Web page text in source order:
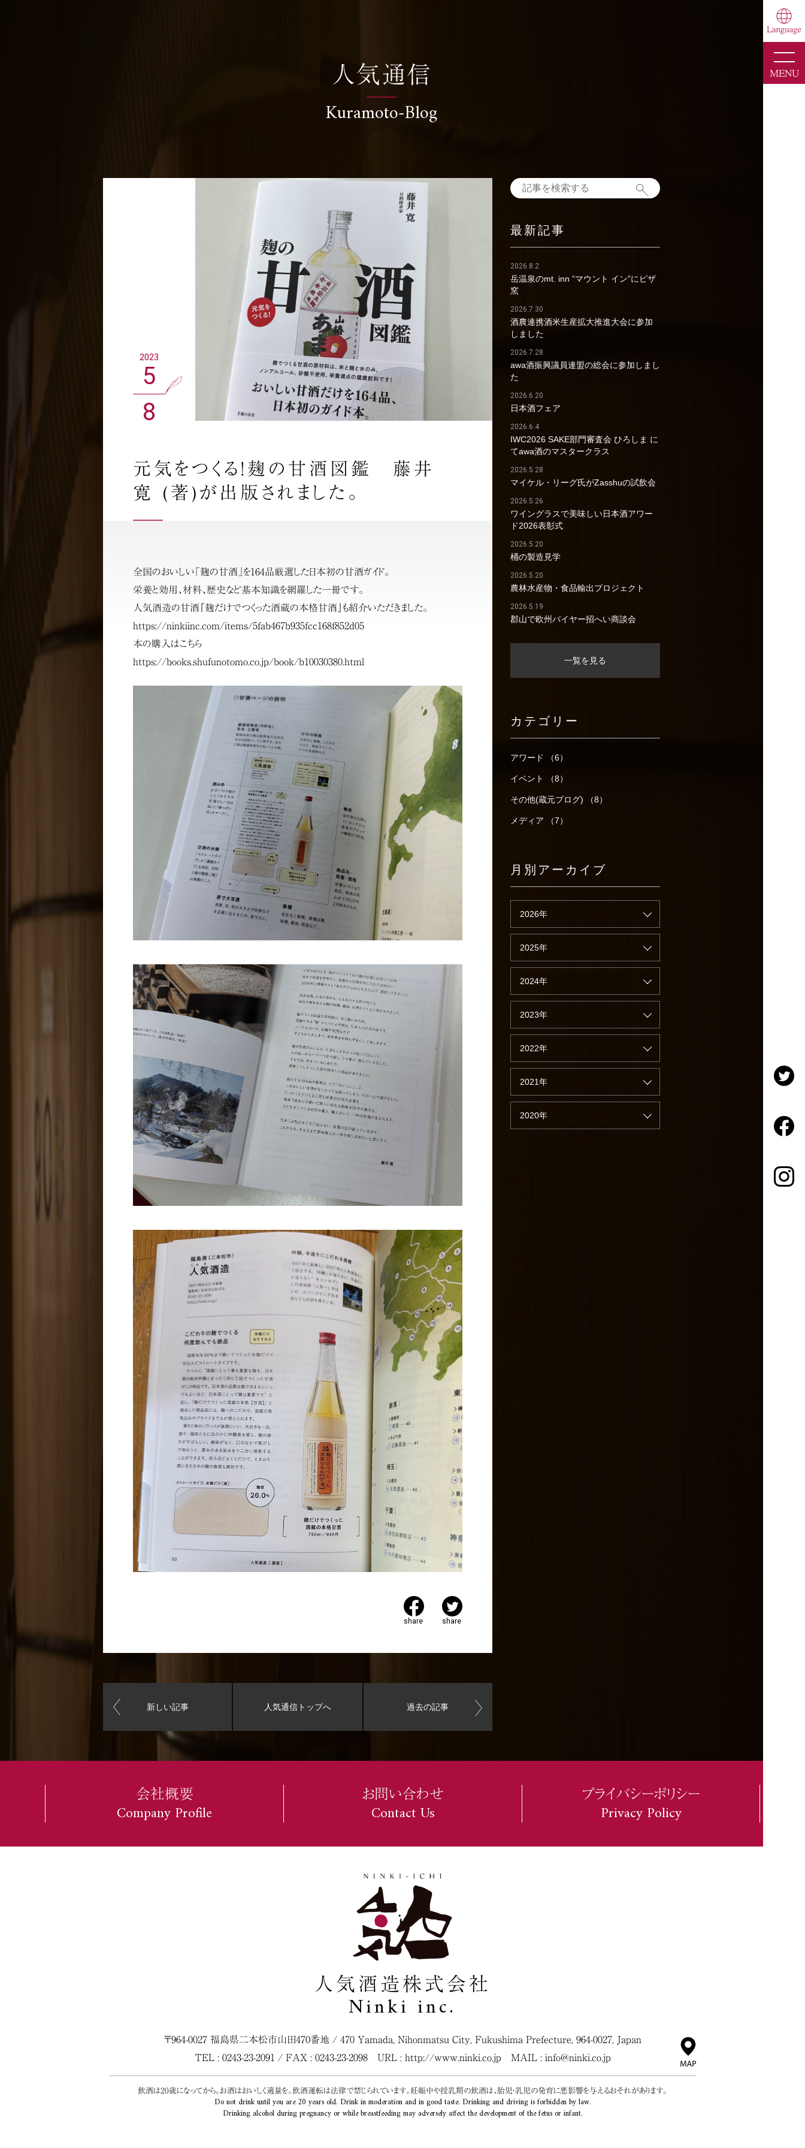
MENU
人気通信
Kuramoto-Blog
2023
5
8
元気をつくる!麹の甘酒図鑑 藤井
寛 (著)が出版されました。
全国のおいしい「麹の甘酒」を164品厳選した日本初の甘酒ガイド。
栄養と効用、材料、歴史など基本知識を網羅した一冊です。
人気酒造の甘酒『麹だけでつくった酒蔵の本格甘酒』も紹介いただきました。
https://ninkiinc.com/items/5fab467b935fcc168f852d05
本の購入はこちら
https://books.shufunotomo.co.jp/book/b10030380.html
share share
新しい記事 人気通信トップへ 過去の記事
最新記事
2026.8.2
岳温泉のmt. inn “マウント イン”にピザ
窯
2026.7.30
酒農連携酒米生産拡大推進大会に参加
しました
2026.7.28
awa酒振興議員連盟の総会に参加しまし
た
2026.6.20
日本酒フェア
2026.6.4
IWC2026 SAKE部門審査会 ひろしま に
てawa酒のマスタークラス
2026.5.28
マイケル・リーグ氏がZasshuの試飲会
2026.5.26
ワイングラスで美味しい日本酒アワー
ド2026表彰式
2026.5.20
桶の製造見学
2026.5.20
農林水産物・食品輸出プロジェクト
2026.5.19
郡山で欧州バイヤー招へい商談会
一覧を見る
カテゴリー
アワード （6）
イベント （8）
その他(蔵元ブログ) （8）
メディア （7）
月別アーカイブ
2026年
2025年
2024年
2023年
2022年
2021年
2020年
会社概要
Company Profile
お問い合わせ
Contact Us
プライバシーポリシー
Privacy Policy
人気酒造株式会社
Ninki inc.
〒964-0027 福島県二本松市山田470番地 / 470 Yamada, Nihonmatsu City, Fukushima Prefecture, 964-0027, Japan
TEL : 0243-23-2091 / FAX : 0243-23-2098 URL : http://www.ninki.co.jp MAIL : info@ninki.co.jp
飲酒は20歳になってから。お酒はおいしく適量を。飲酒運転は法律で禁じられています。妊娠中や授乳期の飲酒は、胎児・乳児の発育に悪影響を与えるおそれがあります。
Do not drink until you are 20 years old. Drink in moderation and in good taste. Drinking and driving is forbidden by law.
Drinking alcohol during pregnancy or while breastfeeding may adversely affect the development of the fetus or infant.